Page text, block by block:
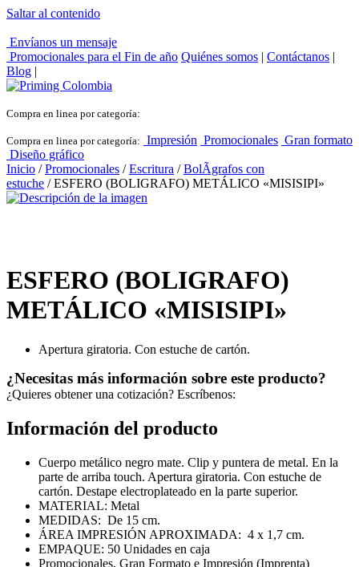
Saltar al contenido
Envíanos un mensaje
Promocionales para el Fin de año Quiénes somos | Contáctanos |
Blog |
Compra en linea por categoría:
Compra en linea por categoría: Impresión Promocionales Gran formato
Diseño gráfico
Inicio /Promocionales /Escritura /BolÃ­grafos con
estuche / ESFERO (BOLIGRAFO) METÁLICO «MISISIPI»
ESFERO (BOLIGRAFO)
METÁLICO «MISISIPI»
Apertura giratoria. Con estuche de cartón.
¿Necesitas más información sobre este producto?
¿Quieres obtener una cotización? Escríbenos:
Información del producto
Cuerpo metálico negro mate. Clip y puntera de metal. En la
parte de arriba touch. Apertura giratoria. Con estuche de
cartón. Destape electroplateado en la parte superior.
MATERIAL: Metal
MEDIDAS: De 15 cm.
ÁREA IMPRESIÓN APROXIMADA: 4 x 1,7 cm.
EMPAQUE: 50 Unidades en caja
Promocionales, Gran Formato e Impresión (Imprenta)